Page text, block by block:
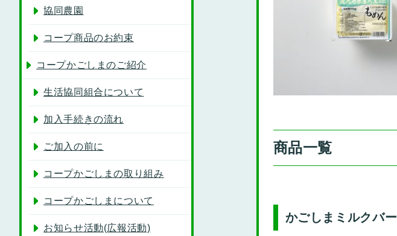
商品一覧
かごしまミルクバー
協同農園
コープ商品のお約束
コープかごしまのご紹介
生活協同組合について
加入手続きの流れ
ご加入の前に
コープかごしまの取り組み
コープかごしまについて
お知らせ活動(広報活動)